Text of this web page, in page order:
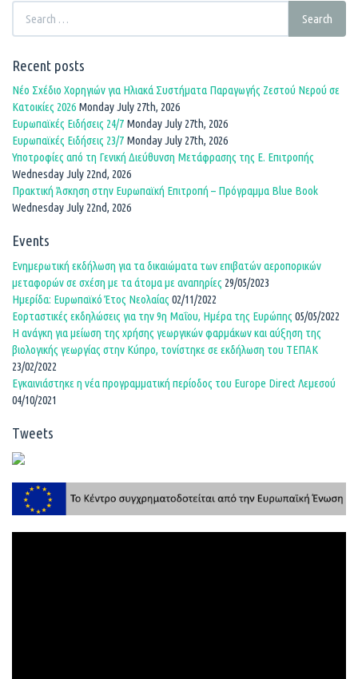
Search
Search
Recent posts
Νέο Σχέδιο Χορηγιών για Ηλιακά Συστήματα Παραγωγής Ζεστού Νερού σε
Κατοικίες 2026 Monday July 27th, 2026
Ευρωπαϊκές Ειδήσεις 24/7 Monday July 27th, 2026
Ευρωπαϊκές Ειδήσεις 23/7 Monday July 27th, 2026
Υποτροφίες από τη Γενική Διεύθυνση Μετάφρασης της Ε. Επιτροπής
Wednesday July 22nd, 2026
Πρακτική Άσκηση στην Ευρωπαϊκή Επιτροπή – Πρόγραμμα Blue Book
Wednesday July 22nd, 2026
Events
Ενημερωτική εκδήλωση για τα δικαιώματα των επιβατών αεροπορικών
μεταφορών σε σχέση με τα άτομα με αναπηρίες 29/05/2023
Ημερίδα: Ευρωπαϊκό Έτος Νεολαίας 02/11/2022
Εορταστικές εκδηλώσεις για την 9η Μαΐου, Ημέρα της Ευρώπης 05/05/2022
Η ανάγκη για μείωση της χρήσης γεωργικών φαρμάκων και αύξηση της
βιολογικής γεωργίας στην Κύπρο, τονίστηκε σε εκδήλωση του ΤΕΠΑΚ
23/02/2022
Εγκαινιάστηκε η νέα προγραμματική περίοδος του Europe Direct Λεμεσού
04/10/2021
Tweets